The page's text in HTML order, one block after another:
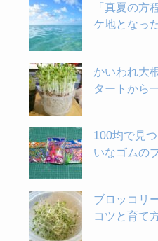
「真夏の
ケ地となっ
かいわれ大
タートから
100均で見
いなゴムの
ブロッコリ
コツと育て